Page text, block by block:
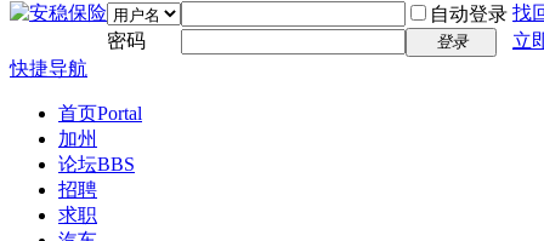
自动登录 找
密码
登录
立
快捷导航
首页Portal
加州
论坛BBS
招聘
求职